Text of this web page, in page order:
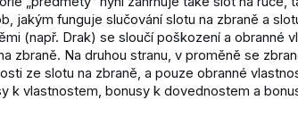
jakým funguje slučování slotu na zbraně a
(např. Drak) se sloučí poškození a obranné
zbraně. Na druhou stranu, v proměně se
ze slotu na zbraně, a pouze obranné
k vlastnostem, bonusy k dovednostem a